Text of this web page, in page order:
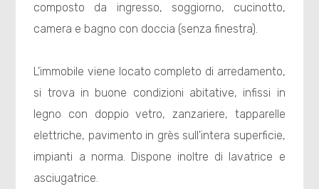
composto da ingresso, soggiorno, cucinotto,
camera e bagno con doccia (senza finestra).
L'immobile viene locato completo di arredamento,
si trova in buone condizioni abitative, infissi in
legno con doppio vetro, zanzariere, tapparelle
elettriche, pavimento in grès sull'intera superficie,
impianti a norma. Dispone inoltre di lavatrice e
asciugatrice.